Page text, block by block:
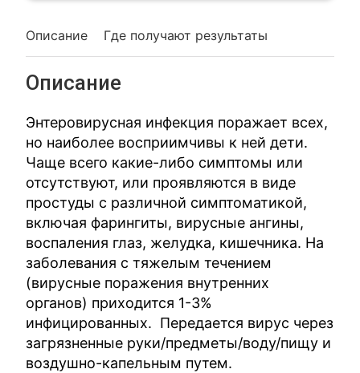
Описание Где получают результаты
Описание
Энтеровирусная инфекция поражает всех,
но наиболее восприимчивы к ней дети.
Чаще всего какие-либо симптомы или
отсутствуют, или проявляются в виде
простуды с различной симптоматикой,
включая фарингиты, вирусные ангины,
воспаления глаз, желудка, кишечника. На
заболевания с тяжелым течением
(вирусные поражения внутренних
органов) приходится 1-3%
инфицированных. Передается вирус через
загрязненные руки/предметы/воду/пищу и
воздушно-капельным путем.